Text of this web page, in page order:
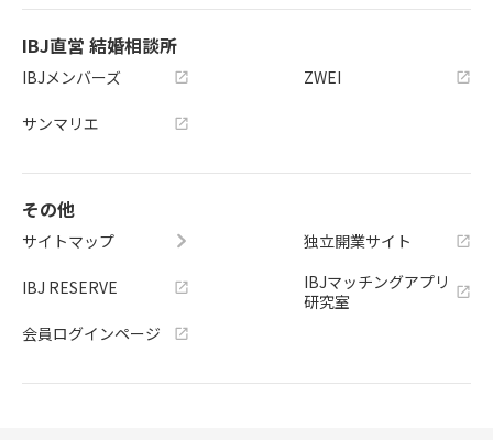
IBJ直営 結婚相談所
IBJメンバーズ
サンマリエ
ZWEI
その他
サイトマップ
IBJ RESERVE
会員ログインページ
独立開業サイト
IBJマッチングアプリ
研究室